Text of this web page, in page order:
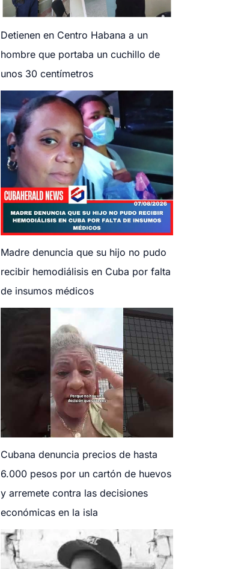
Detienen en Centro Habana a un
hombre que portaba un cuchillo de
unos 30 centímetros
Madre denuncia que su hijo no pudo
recibir hemodiálisis en Cuba por falta
de insumos médicos
Cubana denuncia precios de hasta
6.000 pesos por un cartón de huevos
y arremete contra las decisiones
económicas en la isla